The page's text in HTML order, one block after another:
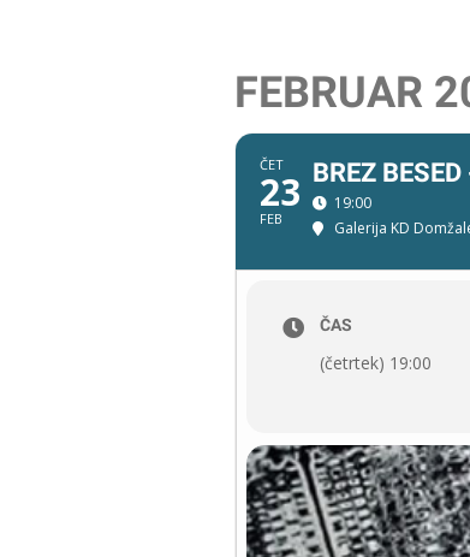
FEBRUAR
ČET
23
FEB
BREZ
19:00
Galerija KD
ČAS
(četrtek) 19:00